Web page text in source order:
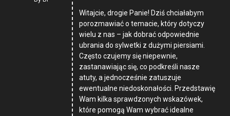
Witajcie, drogie Panie! Dziś chciałabym
porozmawiać o temacie, który dotyczy
wielu z nas – jak dobrać odpowiednie
ubrania do sylwetki z dużymi piersiami.
Często czujemy się niepewnie,
zastanawiając się, co podkreśli nasze
atuty, a jednocześnie zatuszuje
ewentualne niedoskonałości. Przedstawię
Wam kilka sprawdzonych wskazówek,
które pomogą Wam wybrać idealne